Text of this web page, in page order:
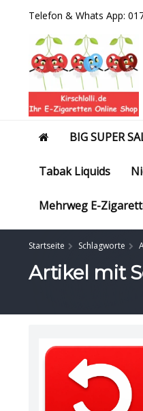
Telefon & Whats App:
BIG SUPER
Tabak Liquids
Mehrweg E-
Startseite Schlagworte
Artikel mit